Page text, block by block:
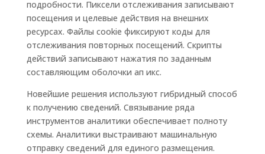
подробности. Пиксели отслеживания записывают
посещения и целевые действия на внешних
ресурсах. Файлы cookie фиксируют коды для
отслеживания повторных посещений. Скрипты
действий записывают нажатия по заданным
составляющим оболочки ап икс.
Новейшие решения используют гибридный способ
к получению сведений. Связывание ряда
инструментов аналитики обеспечивает полноту
схемы. Аналитики выстраивают машинальную
отправку сведений для единого размещения.